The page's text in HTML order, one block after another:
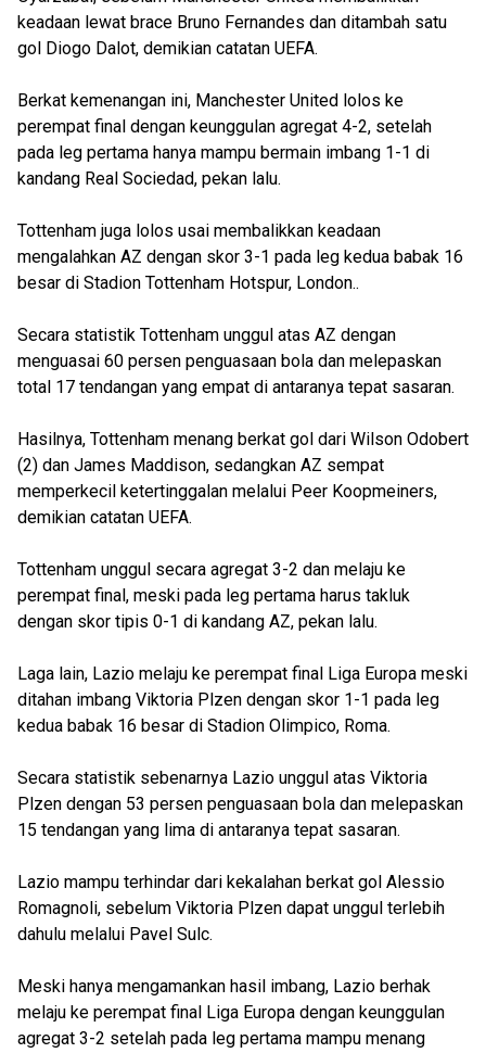
keadaan lewat brace Bruno Fernandes dan ditambah satu
gol Diogo Dalot, demikian catatan UEFA.
Berkat kemenangan ini, Manchester United lolos ke
perempat final dengan keunggulan agregat 4-2, setelah
pada leg pertama hanya mampu bermain imbang 1-1 di
kandang Real Sociedad, pekan lalu.
Tottenham juga lolos usai membalikkan keadaan
mengalahkan AZ dengan skor 3-1 pada leg kedua babak 16
besar di Stadion Tottenham Hotspur, London..
Secara statistik Tottenham unggul atas AZ dengan
menguasai 60 persen penguasaan bola dan melepaskan
total 17 tendangan yang empat di antaranya tepat sasaran.
Hasilnya, Tottenham menang berkat gol dari Wilson Odobert
(2) dan James Maddison, sedangkan AZ sempat
memperkecil ketertinggalan melalui Peer Koopmeiners,
demikian catatan UEFA.
Tottenham unggul secara agregat 3-2 dan melaju ke
perempat final, meski pada leg pertama harus takluk
dengan skor tipis 0-1 di kandang AZ, pekan lalu.
Laga lain, Lazio melaju ke perempat final Liga Europa meski
ditahan imbang Viktoria Plzen dengan skor 1-1 pada leg
kedua babak 16 besar di Stadion Olimpico, Roma.
Secara statistik sebenarnya Lazio unggul atas Viktoria
Plzen dengan 53 persen penguasaan bola dan melepaskan
15 tendangan yang lima di antaranya tepat sasaran.
Lazio mampu terhindar dari kekalahan berkat gol Alessio
Romagnoli, sebelum Viktoria Plzen dapat unggul terlebih
dahulu melalui Pavel Sulc.
Meski hanya mengamankan hasil imbang, Lazio berhak
melaju ke perempat final Liga Europa dengan keunggulan
agregat 3-2 setelah pada leg pertama mampu menang